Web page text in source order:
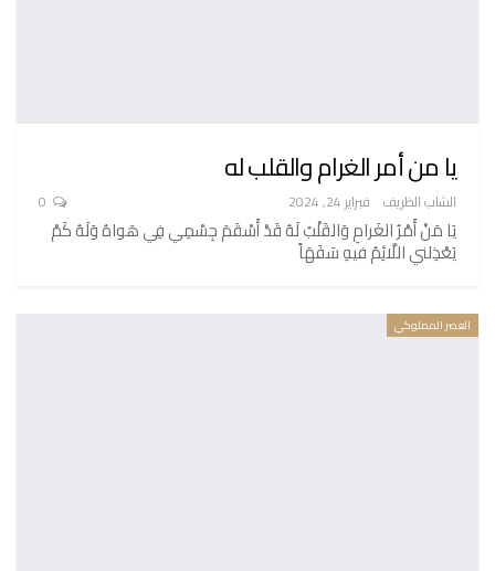
يا من أمر الغرام والقلب له
الشاب الظريف فبراير 24, 2024
يَا مَنْ أَمْرُ الغَرامِ وَالقَلْبُ لَهُ قَدْ أَسْقَمَ جِسْمِي فِي هَواهُ وَلَهُ كَمْ
يَعْذِلني اللَّائِمُ فيهِ سَفَهَاً
العصر المملوكي